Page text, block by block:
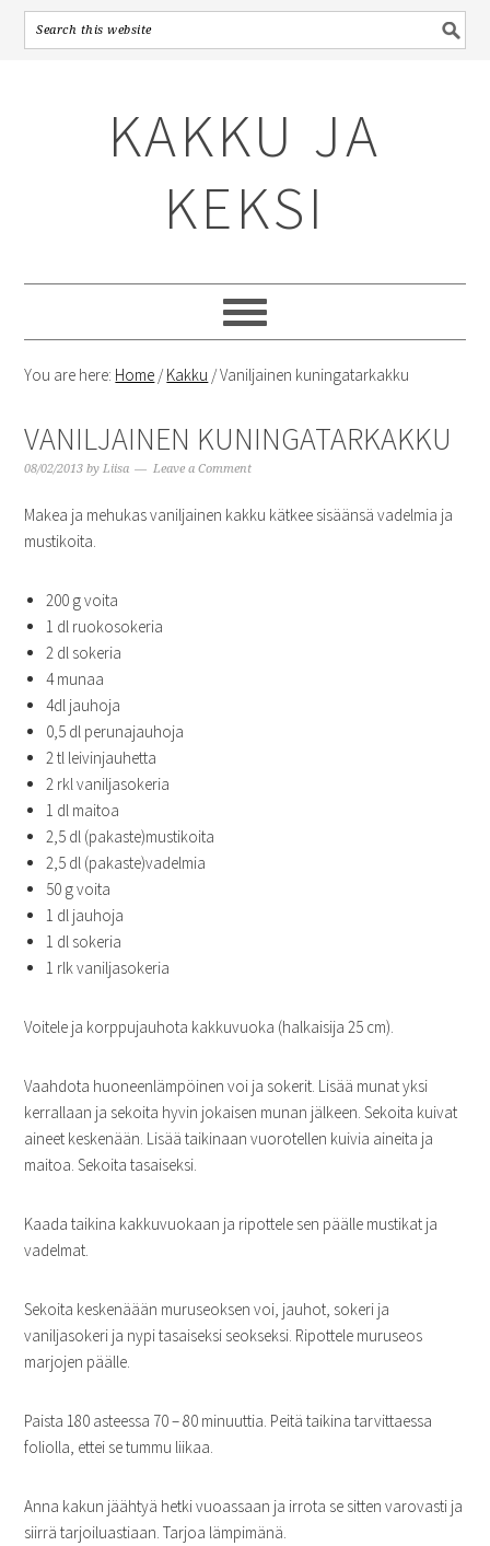
KAKKU JA
KEKSI
You are here: Home /Kakku /Vaniljainen kuningatarkakku
VANILJAINEN KUNINGATARKAKKU
08/02/2013 byLiisa Leave a Comment
Makea ja mehukas vaniljainen kakku kätkee sisäänsä vadelmia ja
mustikoita.
200 g voita
1 dl ruokosokeria
2 dl sokeria
4 munaa
4dl jauhoja
0,5 dl perunajauhoja
2 tl leivinjauhetta
2 rkl vaniljasokeria
1 dl maitoa
2,5 dl (pakaste)mustikoita
2,5 dl (pakaste)vadelmia
50 g voita
1 dl jauhoja
1 dl sokeria
1 rlk vaniljasokeria
Voitele ja korppujauhota kakkuvuoka (halkaisija 25 cm).
Vaahdota huoneenlämpöinen voi ja sokerit. Lisää munat yksi
kerrallaan ja sekoita hyvin jokaisen munan jälkeen. Sekoita kuivat
aineet keskenään. Lisää taikinaan vuorotellen kuivia aineita ja
maitoa. Sekoita tasaiseksi.
Kaada taikina kakkuvuokaan ja ripottele sen päälle mustikat ja
vadelmat.
Sekoita keskenäään muruseoksen voi, jauhot, sokeri ja
vaniljasokeri ja nypi tasaiseksi seokseksi. Ripottele muruseos
marjojen päälle.
Paista 180 asteessa 70 – 80 minuuttia. Peitä taikina tarvittaessa
foliolla, ettei se tummu liikaa.
Anna kakun jäähtyä hetki vuoassaan ja irrota se sitten varovasti ja
siirrä tarjoiluastiaan. Tarjoa lämpimänä.